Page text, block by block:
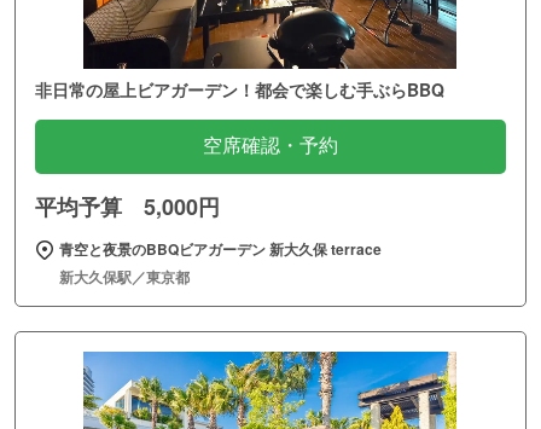
非日常の屋上ビアガーデン！都会で楽しむ手ぶらBBQ
空席確認・予約
平均予算 5,000円
青空と夜景のBBQビアガーデン 新大久保 terrace
新大久保駅／東京都